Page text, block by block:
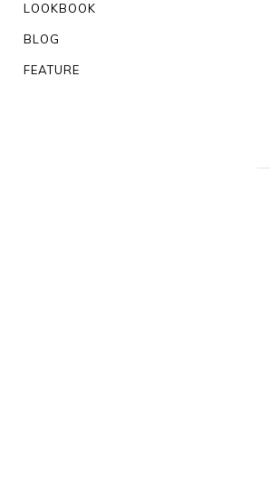
LOOKBOOK
BLOG
FEATURE